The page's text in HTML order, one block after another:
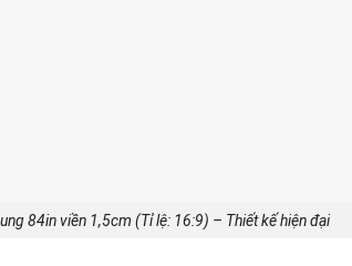
84in viền 1,5cm (Tỉ lệ: 16:9) – Thiết kế hiện đại